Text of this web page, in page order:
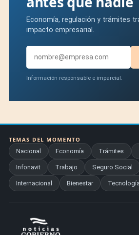
Economía, regulación y trámites
impacto empresarial.
Información responsable e imparcial.
TEMAS DEL MOMENTO
Nacional
Economía Trámites
Infonavit Trabajo Seguro Social
Internacional Bienestar Tecnología